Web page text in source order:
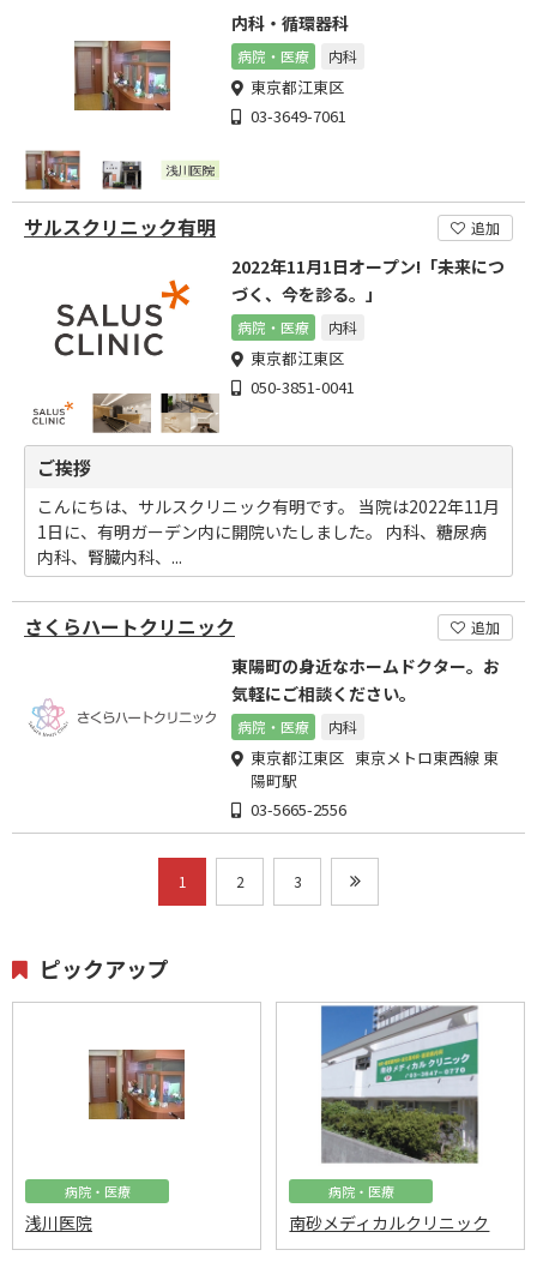
内科・循環器科
病院・医療 内科
東京都江東区
03-3649-7061
サルスクリニック有明 追加
2022年11月1日オープン!「未来につ
づく、今を診る。」
病院・医療 内科
東京都江東区
050-3851-0041
ご挨拶
こんにちは、サルスクリニック有明です。 当院は2022年11月
1日に、有明ガーデン内に開院いたしました。 内科、糖尿病
内科、腎臓内科、...
さくらハートクリニック 追加
東陽町の身近なホームドクター。お
気軽にご相談ください。
病院・医療 内科
東京都江東区 東京メトロ東西線 東
陽町駅
03-5665-2556
1 2 3
ピックアップ
病院・医療
浅川医院
病院・医療
南砂メディカルクリニック